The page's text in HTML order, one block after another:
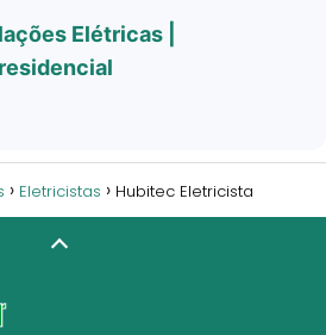
Elétricas |
Eletricistas Hubitec Eletricista